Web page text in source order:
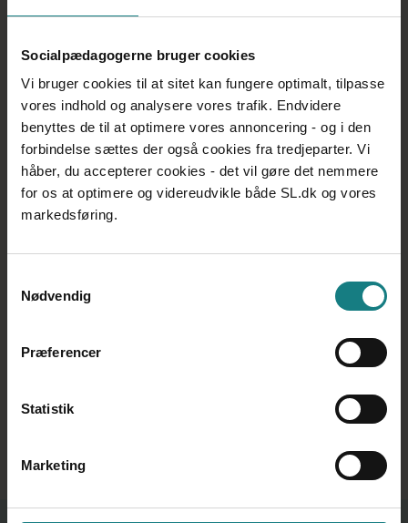
Socialpædagogerne bruger cookies
Vi bruger cookies til at sitet kan fungere optimalt, tilpasse
vores indhold og analysere vores trafik. Endvidere
benyttes de til at optimere vores annoncering - og i den
forbindelse sættes der også cookies fra tredjeparter. Vi
håber, du accepterer cookies - det vil gøre det nemmere
for os at optimere og videreudvikle både SL.dk og vores
markedsføring.
Nødvendig
Præferencer
Statistik
Marketing
Benny Andersen, formand, Socialpædagogerne
Han erkender, at den optimisme, han gik til de første
forhandlinger med, har lidt trange kår i disse dage, men
fastholder, at det kan lade sig gøre at nå et resultat:
reallønnen er uacceptabelt for os på lønmodtagersiden –
og jeg både håber og tror, at arbejdsgiverne besinder
Andersens facebookside,
Relateret indhold